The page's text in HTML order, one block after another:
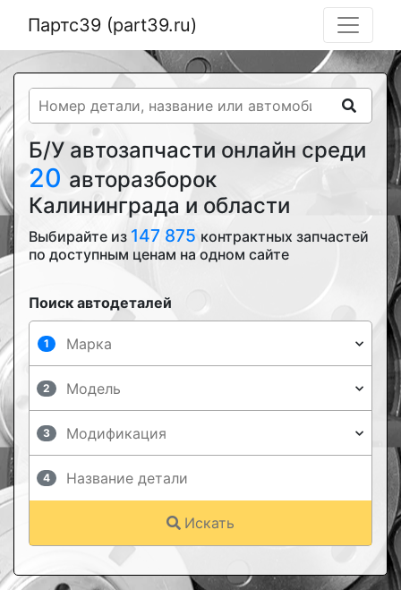
Партс39 (part39.ru)
Б/У автозапчасти онлайн среди
20 авторазборок
Калининграда и области
Выбирайте из 147 875 контрактных запчастей
по доступным ценам на одном сайте
Поиск автодеталей
1
2
3
4
Искать